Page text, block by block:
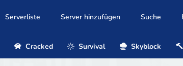
Serverliste Server hinzufügen Suche
Cracked Survival Skyblock